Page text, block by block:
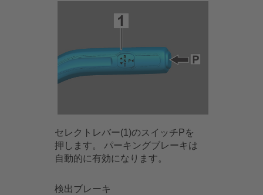
セレクトレバー(1)のスイッチPを
押します。 パーキングブレーキは
自動的に有効になります。
検出ブレーキ